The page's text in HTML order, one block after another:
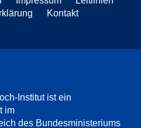
Kontakt
Institut ist ein
im
des Bundesministeriums